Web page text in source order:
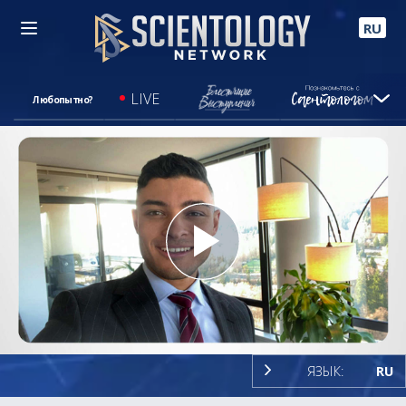
RU
Любопытно? LIVE
Play
Video
ЯЗЫК: RU